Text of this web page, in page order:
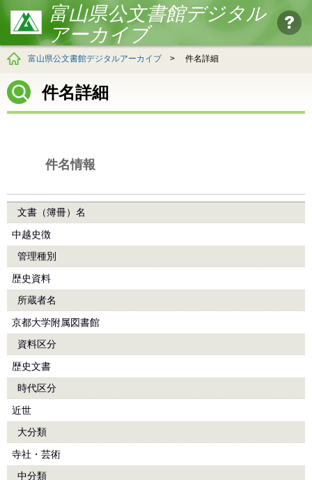
富山県公文書館デジタル
アーカイブ
富山県公文書館デジタルアーカイブ > 件名詳細
件名詳細
件名情報
文書（簿冊）名
中越史徴
管理種別
歴史資料
所蔵者名
京都大学附属図書館
資料区分
歴史文書
時代区分
近世
大分類
寺社・芸術
中分類